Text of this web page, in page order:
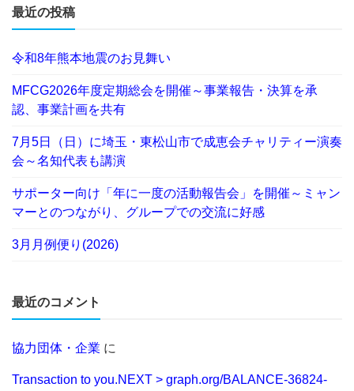
最近の投稿
令和8年熊本地震のお見舞い
MFCG2026年度定期総会を開催～事業報告・決算を承
認、事業計画を共有
7月5日（日）に埼玉・東松山市で成恵会チャリティー演奏
会～名知代表も講演
サポーター向け「年に一度の活動報告会」を開催～ミャン
マーとのつながり、グループでの交流に好感
3月月例便り(2026)
最近のコメント
協力団体・企業 に
Transaction to you.NEXT > graph.org/BALANCE-36824-